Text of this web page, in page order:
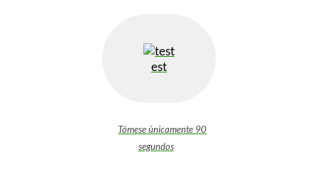
est
Tómese únicamente 90
segundos